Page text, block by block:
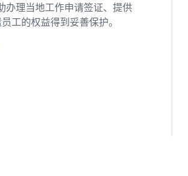
办理当地工作申请签证、提供
工的权益得到妥善保护。